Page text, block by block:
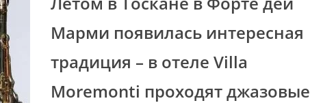
Марми появилась интересная
традиция – в отеле Villa
Moremonti проходят джазовые